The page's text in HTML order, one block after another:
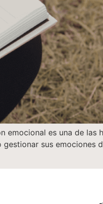
emocional es una de las
sus emociones